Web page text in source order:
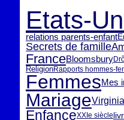
Etats-
relations parents-enfant
Secrets de famille
FranceBloomsbury
ReligionRapports hommes-
FemmesMes
Mariage
EnfanceXXIe siècle